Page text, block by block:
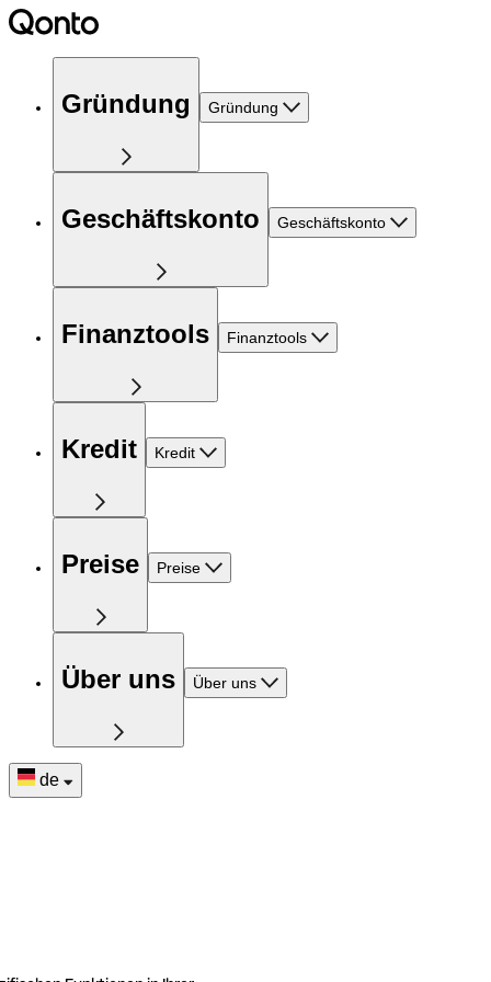
Gründung Gründung
Geschäftskonto Geschäftskonto
Finanztools Finanztools
Kredit Kredit
Preise Preise
Über uns Über uns
de